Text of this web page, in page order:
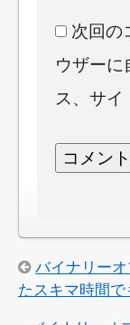
次回の
ウザーに
ス、サイ
バイナリー
たスキマ時間